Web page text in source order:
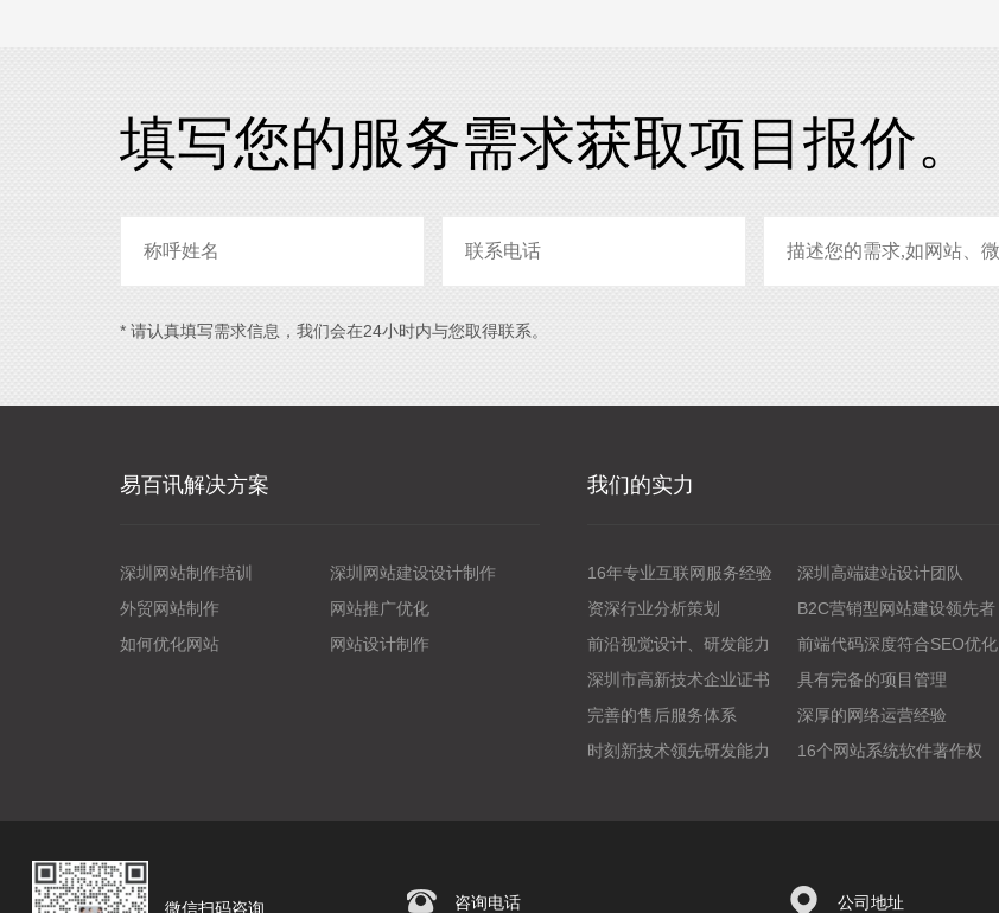
填写您的服务需求获取项目报价。
* 请认真填写需求信息，我们会在24小时内与您取得联系。
易百讯解决方案
深圳网站制作培训
深圳网站建设设计制作
外贸网站制作
网站推广优化
如何优化网站
网站设计制作
我们的实力
16年专业互联网服务经验
深圳高端建站设计团队
资深行业分析策划
B2C营销型网站建设领先者
前沿视觉设计、研发能力
前端代码深度符合SEO优化
深圳市高新技术企业证书
具有完备的项目管理
完善的售后服务体系
深厚的网络运营经验
时刻新技术领先研发能力
16个网站系统软件著作权
微信扫码咨询 咨询电话 公司地址